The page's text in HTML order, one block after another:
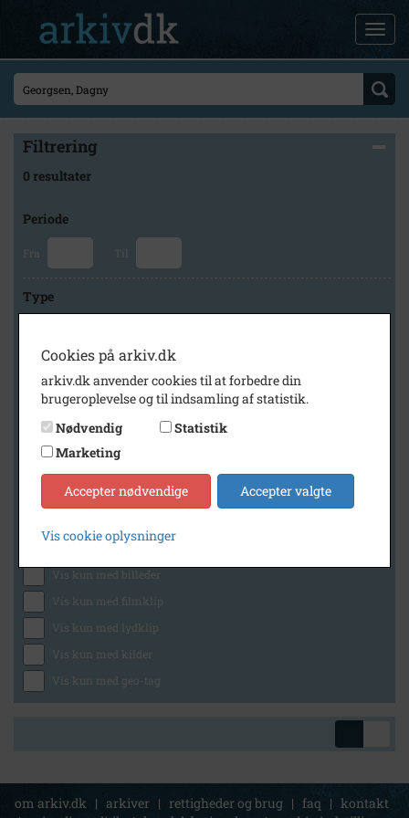
Filtrering
0 resultater
Periode
Fra Til
Type
Arkiv
Faxe Kommunes Arkiver
Generelt
Vis kun med billeder
Vis kun med filmklip
Vis kun med lydklip
Vis kun med kilder
Vis kun med geo-tag
om arkiv.dk | arkiver | rettigheder og brug | faq | kontakt
Cookies på arkiv.dk
arkiv.dk anvender cookies til at forbedre din
brugeroplevelse og til indsamling af statistik.
Nødvendig
Statistik
Marketing
Accepter nødvendige Accepter valgte
Vis cookie oplysninger